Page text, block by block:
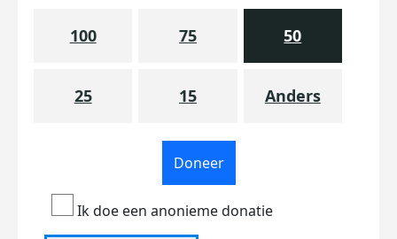
100 75 50
25 15 Anders
Doneer
Ik doe een anonieme donatie